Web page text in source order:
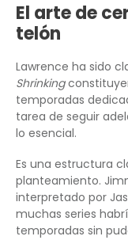
El arte de
telón
Lawrence ha sido
Shrinking
temporadas
tarea de seguir
lo esencial.
Es una estructura
planteamiento.
interpretado por
muchas series
temporadas sin